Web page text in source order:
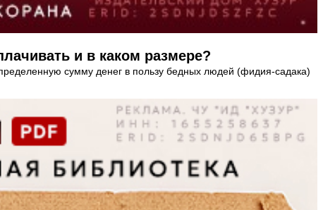
и в каком размере?
сумму денег в пользу бедных людей (фидия-садака)